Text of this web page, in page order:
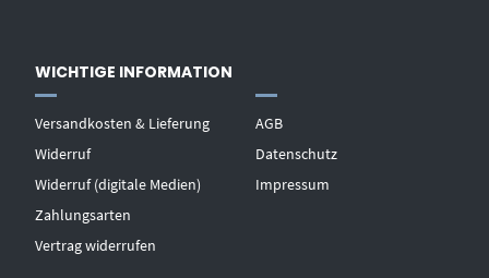
WICHTIGE INFORMATION
Versandkosten & Lieferung
Widerruf
Widerruf (digitale Medien)
Zahlungsarten
Vertrag widerrufen
AGB
Datenschutz
Impressum